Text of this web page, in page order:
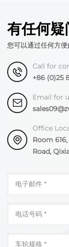
有任何疑
您可以通过任何方
Call for
+86 (0)25
Email for
Office
Room
Road,